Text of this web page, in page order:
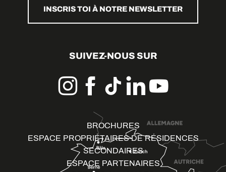
INSCRIS TOI À NOTRE NEWSLETTER
SUIVEZ-NOUS SUR
BROCHURES
ESPACE PROPRIÉTAIRES DE RÉSIDENCES
SECONDAIRES
ESPACE PARTENAIRES